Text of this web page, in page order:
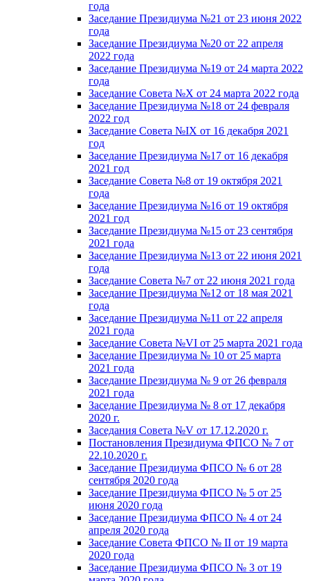
года
Заседание Президиума №21 от 23 июня 2022
года
Заседание Президиума №20 от 22 апреля
2022 года
Заседание Президиума №19 от 24 марта 2022
года
Заседание Совета №X от 24 марта 2022 года
Заседание Президиума №18 от 24 февраля
2022 год
Заседание Совета №IX от 16 декабря 2021
год
Заседание Президиума №17 от 16 декабря
2021 год
Заседание Совета №8 от 19 октября 2021
года
Заседание Президиума №16 от 19 октября
2021 год
Заседание Президиума №15 от 23 сентября
2021 года
Заседание Президиума №13 от 22 июня 2021
года
Заседание Совета №7 от 22 июня 2021 года
Заседание Президиума №12 от 18 мая 2021
года
Заседание Президиума №11 от 22 апреля
2021 года
Заседание Совета №VI от 25 марта 2021 года
Заседание Президиума № 10 от 25 марта
2021 года
Заседание Президиума № 9 от 26 февраля
2021 года
Заседание Президиума № 8 от 17 декабря
2020 г.
Заседания Совета №V от 17.12.2020 г.
Постановления Президиума ФПСО № 7 от
22.10.2020 г.
Заседание Президиума ФПСО № 6 от 28
сентября 2020 года
Заседание Президиума ФПСО № 5 от 25
июня 2020 года
Заседание Президиума ФПСО № 4 от 24
апреля 2020 года
Заседание Совета ФПСО № II от 19 марта
2020 года
Заседание Президиума ФПСО № 3 от 19